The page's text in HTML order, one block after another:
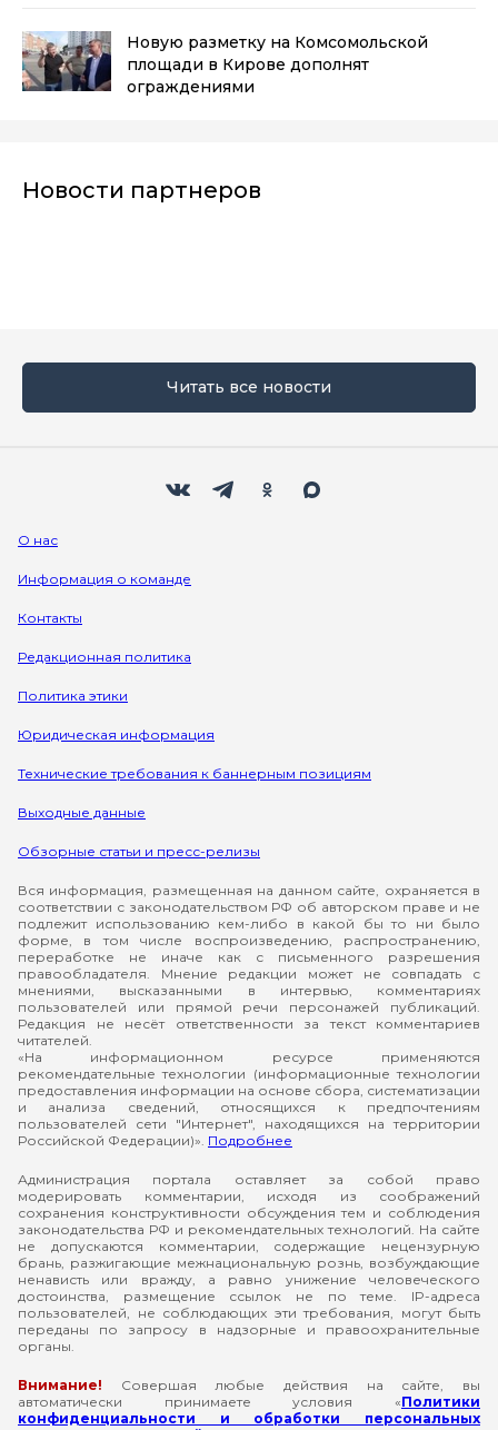
Новую разметку на Комсомольской
площади в Кирове дополнят
ограждениями
Новости партнеров
Читать все новости
О нас
Информация о команде
Контакты
Редакционная политика
Политика этики
Юридическая информация
Технические требования к баннерным позициям
Выходные данные
Обзорные статьи и пресс-релизы
Вся информация, размещенная на данном сайте, охраняется в
соответствии с законодательством РФ об авторском праве и не
подлежит использованию кем-либо в какой бы то ни было
форме, в том числе воспроизведению, распространению,
переработке не иначе как с письменного разрешения
правообладателя. Мнение редакции может не совпадать с
мнениями, высказанными в интервью, комментариях
пользователей или прямой речи персонажей публикаций.
Редакция не несёт ответственности за текст комментариев
читателей.
«На информационном ресурсе применяются
рекомендательные технологии (информационные технологии
предоставления информации на основе сбора, систематизации
и анализа сведений, относящихся к предпочтениям
пользователей сети "Интернет", находящихся на территории
Российской Федерации)». Подробнее
Администрация портала оставляет за собой право
модерировать комментарии, исходя из соображений
сохранения конструктивности обсуждения тем и соблюдения
законодательства РФ и рекомендательных технологий. На сайте
не допускаются комментарии, содержащие нецензурную
брань, разжигающие межнациональную рознь, возбуждающие
ненависть или вражду, а равно унижение человеческого
достоинства, размещение ссылок не по теме. IP-адреса
пользователей, не соблюдающих эти требования, могут быть
переданы по запросу в надзорные и правоохранительные
органы.
Внимание! Совершая любые действия на сайте, вы
автоматически принимаете условия «Политики
конфиденциальности и обработки персональных